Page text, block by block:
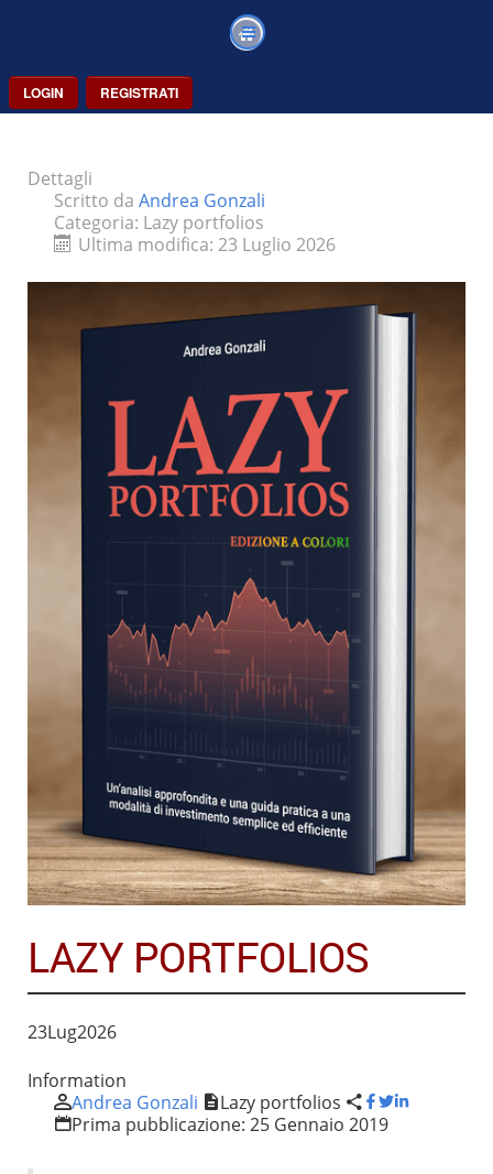
LOGIN REGISTRATI
Dettagli
Scritto da Andrea Gonzali
Categoria: Lazy portfolios
Ultima modifica: 23 Luglio 2026
LAZY PORTFOLIOS
23Lug2026
Information
Andrea Gonzali
Lazy portfolios
Prima pubblicazione: 25 Gennaio 2019